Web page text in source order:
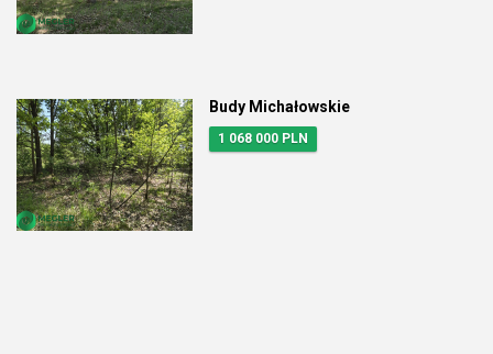
Budy Michałowskie
1 068 000 PLN